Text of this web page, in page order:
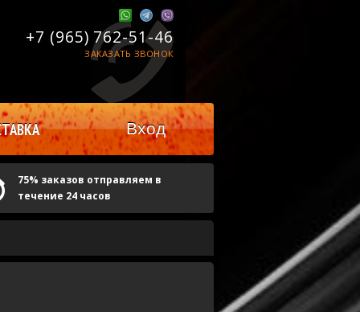
+7 (965) 762-51-46
ЗАКАЗАТЬ ЗВОНОК
Вход
75% заказов отправляем в
течение 24 часов